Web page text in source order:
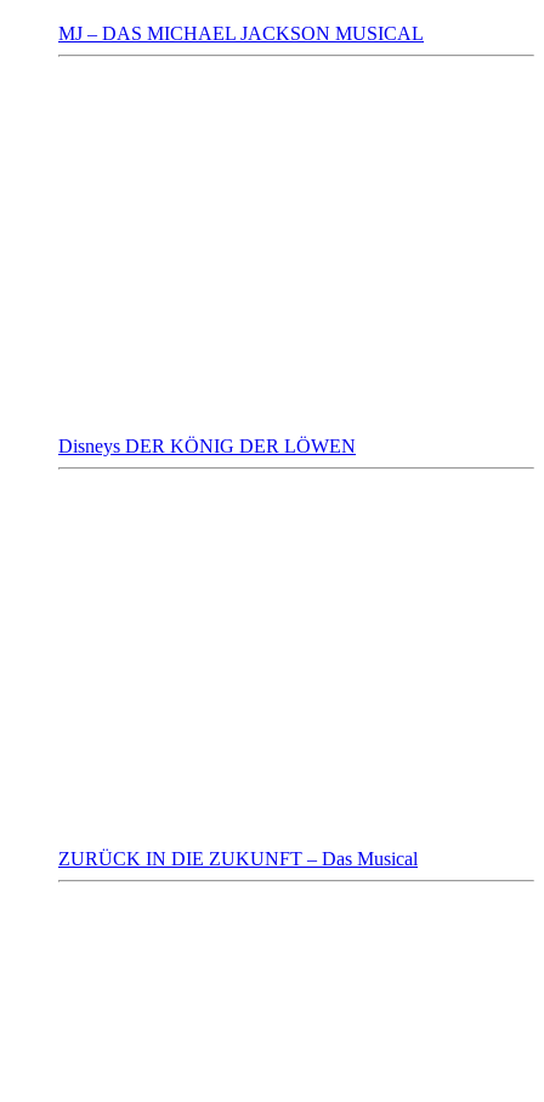
MJ – DAS MICHAEL JACKSON MUSICAL
Disneys DER KÖNIG DER LÖWEN
ZURÜCK IN DIE ZUKUNFT – Das Musical